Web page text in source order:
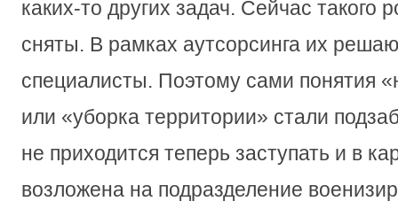
каких-то других задач. Сейчас такого
сняты. В рамках аутсорсинга их
специалисты. Поэтому сами понятия
или «уборка территории» стали
не приходится теперь заступать и в
возложена на подразделение